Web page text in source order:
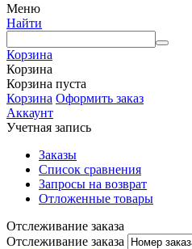
Меню
Найти
Корзина
Корзина
Корзина пуста
Корзина Оформить заказ
Аккаунт
Учетная запись
Заказы
Список сравнения
Запросы на возврат
Отложенные товары
Отслеживание заказа
Отслеживание заказа